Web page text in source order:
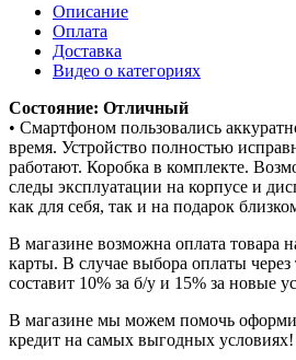
Описание
Оплата
Доставка
Видео о категориях
Состояние: Отличный
• Смартфоном пользовались
время. Устройство полностью
работают. Коробка в комплекте.
следы эксплуатации на корпусе и
как для себя, так и на подарок
В магазине возможна оплата
карты. В случае выбора оплаты
составит 10% за б/у и 15% за новые
В магазине мы можем помочь
кредит на самых выгодных условиях!